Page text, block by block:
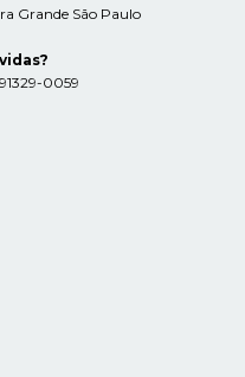
Grande São Paulo
91329-0059